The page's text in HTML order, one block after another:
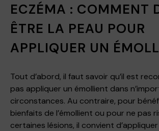
ECZÉMA : COMMENT
ÊTRE LA PEAU POUR
APPLIQUER UN
Tout d’abord, il faut savoir qu’il est
pas appliquer un émollient dans
circonstances. Au contraire, pour
bienfaits de l’émollient ou pour ne pas
certaines lésions, il convient